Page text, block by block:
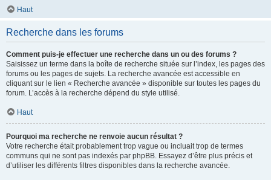
Haut
Recherche dans les forums
Comment puis-je effectuer une recherche dans un ou des forums ?
Saisissez un terme dans la boîte de recherche située sur l’index, les pages des
forums ou les pages de sujets. La recherche avancée est accessible en
cliquant sur le lien « Recherche avancée » disponible sur toutes les pages du
forum. L’accès à la recherche dépend du style utilisé.
Haut
Pourquoi ma recherche ne renvoie aucun résultat ?
Votre recherche était probablement trop vague ou incluait trop de termes
communs qui ne sont pas indexés par phpBB. Essayez d’être plus précis et
d’utiliser les différents filtres disponibles dans la recherche avancée.